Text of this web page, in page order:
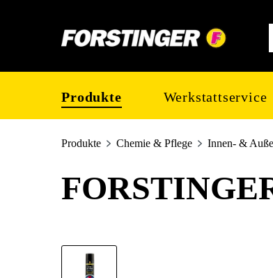
Produkte Werkstattservice
Produkte Chemie & Pflege Innen- &
Bildergalerie überspringen